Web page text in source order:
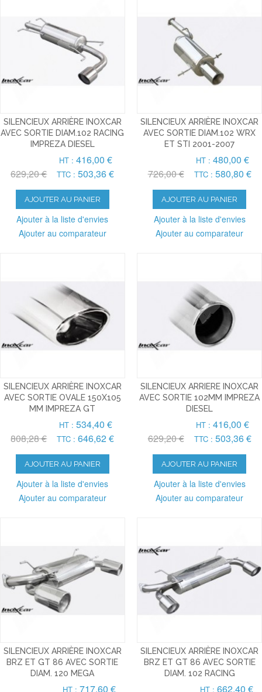
SILENCIEUX ARRIÈRE INOXCAR
AVEC SORTIE DIAM.102 RACING
IMPREZA DIESEL
629,20 €
HT : 416,00 €
TTC : 503,36 €
AJOUTER AU PANIER
Ajouter à la liste d'envies
Ajouter au comparateur
SILENCIEUX ARRIÈRE INOXCAR
AVEC SORTIE DIAM.102 WRX
ET STI 2001-2007
726,00 €
HT : 480,00 €
TTC : 580,80 €
AJOUTER AU PANIER
Ajouter à la liste d'envies
Ajouter au comparateur
SILENCIEUX ARRIÈRE INOXCAR
AVEC SORTIE OVALE 150X105
MM IMPREZA GT
808,28 €
HT : 534,40 €
TTC : 646,62 €
AJOUTER AU PANIER
Ajouter à la liste d'envies
Ajouter au comparateur
SILENCIEUX ARRIERE INOXCAR
AVEC SORTIE 102MM IMPREZA
DIESEL
629,20 €
HT : 416,00 €
TTC : 503,36 €
AJOUTER AU PANIER
Ajouter à la liste d'envies
Ajouter au comparateur
SILENCIEUX ARRIÈRE INOXCAR
BRZ ET GT 86 AVEC SORTIE
DIAM. 120 MEGA
HT : 717,60 €
SILENCIEUX ARRIÈRE INOXCAR
BRZ ET GT 86 AVEC SORTIE
DIAM. 102 RACING
HT : 662,40 €